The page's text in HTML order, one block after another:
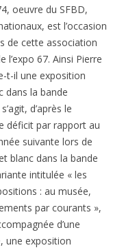
oeuvre du SFBD,
est l’occasion
de cette association
l’expo 67. Ainsi Pierre
t-il une exposition
dans la bande
d’après le
déficit par rapport au
suivante lors de
blanc dans la bande
intitulée « les
: au musée,
par courants »,
d’une
une exposition